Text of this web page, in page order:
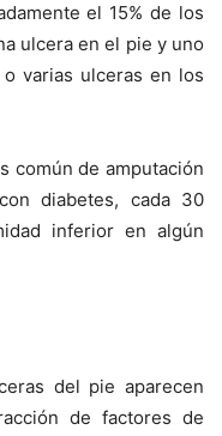
el 15% de los
ulcera en el pie y uno
varias ulceras en los
común de amputación
diabetes, cada 30
inferior en algún
del pie aparecen
de factores de